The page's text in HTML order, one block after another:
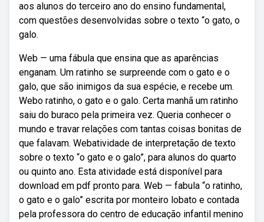
aos alunos do terceiro ano do ensino fundamental,
com questões desenvolvidas sobre o texto “o gato, o
galo.
Web — uma fábula que ensina que as aparências
enganam. Um ratinho se surpreende com o gato e o
galo, que são inimigos da sua espécie, e recebe um.
Webo ratinho, o gato e o galo. Certa manhã um ratinho
saiu do buraco pela primeira vez. Queria conhecer o
mundo e travar relações com tantas coisas bonitas de
que falavam. Webatividade de interpretação de texto
sobre o texto “o gato e o galo”, para alunos do quarto
ou quinto ano. Esta atividade está disponível para
download em pdf pronto para. Web — fabula “o ratinho,
o gato e o galo” escrita por monteiro lobato e contada
pela professora do centro de educação infantil menino